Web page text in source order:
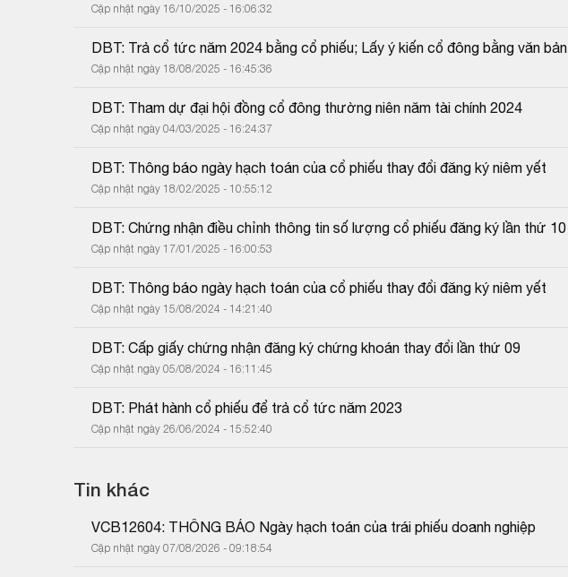
Cập nhật ngày 16/10/2025 - 16:06:32
DBT: Trả cổ tức năm 2024 bằng cổ phiếu; Lấy ý kiến cổ đông bằng văn bản
Cập nhật ngày 18/08/2025 - 16:45:36
DBT: Tham dự đại hội đồng cổ đông thường niên năm tài chính 2024
Cập nhật ngày 04/03/2025 - 16:24:37
DBT: Thông báo ngày hạch toán của cổ phiếu thay đổi đăng ký niêm yết
Cập nhật ngày 18/02/2025 - 10:55:12
DBT: Chứng nhận điều chỉnh thông tin số lượng cổ phiếu đăng ký lần thứ 10
Cập nhật ngày 17/01/2025 - 16:00:53
DBT: Thông báo ngày hạch toán của cổ phiếu thay đổi đăng ký niêm yết
Cập nhật ngày 15/08/2024 - 14:21:40
DBT: Cấp giấy chứng nhận đăng ký chứng khoán thay đổi lần thứ 09
Cập nhật ngày 05/08/2024 - 16:11:45
DBT: Phát hành cổ phiếu để trả cổ tức năm 2023
Cập nhật ngày 26/06/2024 - 15:52:40
Tin khác
VCB12604: THÔNG BÁO Ngày hạch toán của trái phiếu doanh nghiệp
Cập nhật ngày 07/08/2026 - 09:18:54